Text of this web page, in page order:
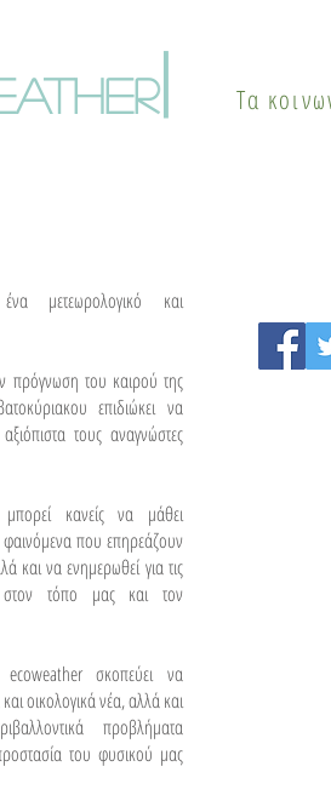
λύσεις
| Τα
μετεωρολογικό και
πρόγνωση του καιρού της
επιδιώκει να
τους αναγνώστες
κανείς να μάθει
φαινόμενα που επηρεάζουν
και να ενημερωθεί για τις
στον τόπο μας και τον
σκοπεύει να
οικολογικά νέα, αλλά και
προβλήματα
του φυσικού μας